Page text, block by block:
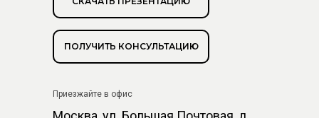
ПОЛУЧИТЬ КОНСУЛЬТАЦИЮ
Приезжайте в офис